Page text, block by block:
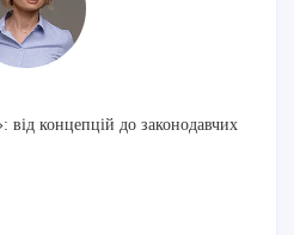
концепцій до законодавчих